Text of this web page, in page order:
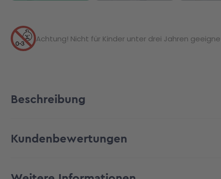
Achtung! Nicht für Kinder unter drei Jahren
Beschreibung
Kundenbewertungen